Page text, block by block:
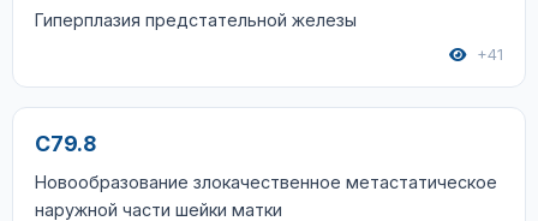
Гиперплазия предстательной железы
+41
C79.8
Новообразование злокачественное метастатическое
наружной части шейки матки